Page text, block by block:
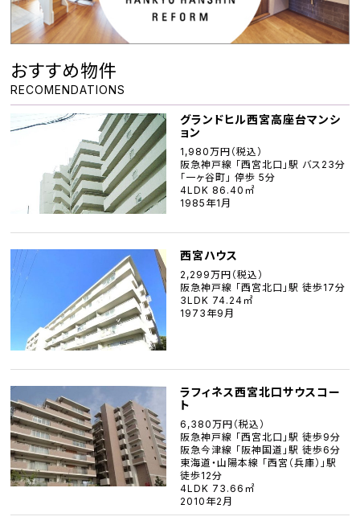
おすすめ物件
RECOMENDATIONS
グランドヒル西宮高座台マンシ
ョン
1,980万円（税込）
阪急神戸線 「西宮北口」駅 バス23分
「一ヶ谷町」 停歩 5分
4LDK 86.40㎡
1985年1月
西宮ハウス
2,299万円（税込）
阪急神戸線 「西宮北口」駅 徒歩17分
3LDK 74.24㎡
1973年9月
ラフィネス西宮北口サウスコー
ト
6,380万円（税込）
阪急神戸線 「西宮北口」駅 徒歩9分
阪急今津線 「阪神国道」駅 徒歩6分
東海道・山陽本線 「西宮（兵庫）」駅
徒歩12分
4LDK 73.66㎡
2010年2月